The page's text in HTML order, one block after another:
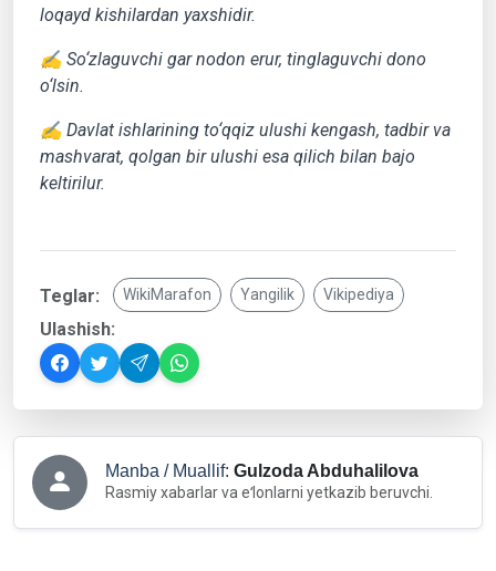
loqayd kishilardan yaxshidir.
✍️ So‘zlaguvchi gar nodon erur, tinglaguvchi dono
o‘lsin.
✍️ Davlat ishlarining to‘qqiz ulushi kengash, tadbir va
mashvarat, qolgan bir ulushi esa qilich bilan bajo
keltirilur.
Teglar: WikiMarafon Yangilik Vikipediya
Ulashish:
Manba / Muallif: Gulzoda Abduhalilova
Rasmiy xabarlar va eʻlonlarni yetkazib beruvchi.